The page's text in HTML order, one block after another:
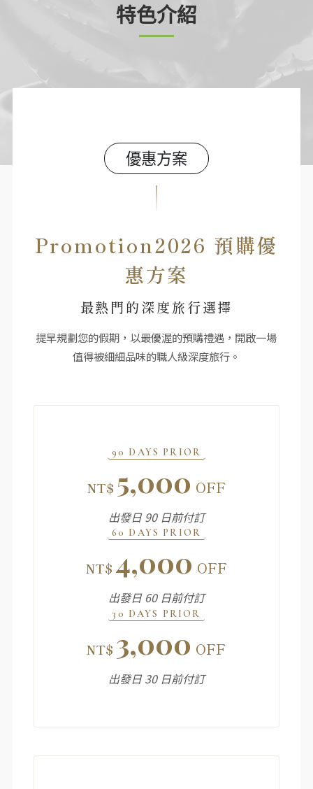
特色介紹
優惠方案
Promotion2026 預購優
惠方案
最熱門的深度旅行選擇
提早規劃您的假期，以最優渥的預購禮遇，開啟一場
值得被細細品味的職人級深度旅行。
90 DAYS PRIOR
NT$ 5,000 OFF
出發日 90 日前付訂
60 DAYS PRIOR
NT$ 4,000 OFF
出發日 60 日前付訂
30 DAYS PRIOR
NT$ 3,000 OFF
出發日 30 日前付訂